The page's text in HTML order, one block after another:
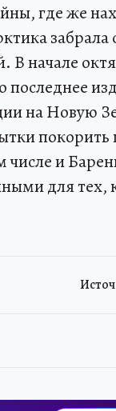
где же
забрала
В начале
на Новую
покорить
числе и
для тех,